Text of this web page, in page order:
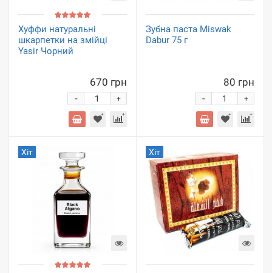
Хуффи натуральні
шкарпетки на змійці
Yasir Чорний
670 грн
+
-
Зубна паста Miswak
Dabur 75 г
80 грн
+
-
Хіт Хіт